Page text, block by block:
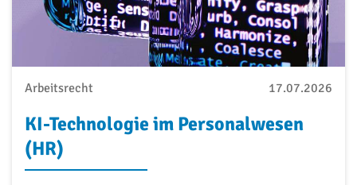
Arbeitsrecht 17.07.2026
KI-Technologie im Personalwesen
(HR)